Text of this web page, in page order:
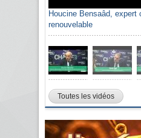
Houcine Bensaâd, expert
renouvelable
Toutes les vidéos